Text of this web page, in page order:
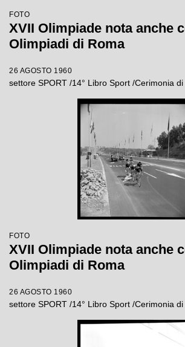
FOTO
XVII Olimpiade nota anche
Olimpiadi di Roma
26 AGOSTO 1960
settore SPORT /14° Libro Sport /Cerimonia
FOTO
XVII Olimpiade nota anche
Olimpiadi di Roma
26 AGOSTO 1960
settore SPORT /14° Libro Sport /Cerimonia